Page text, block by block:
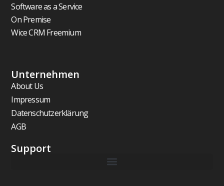
Software as a Service
On Premise
Wice CRM Freemium
Unternehmen
About Us
Impressum
Datenschutzerklärung
AGB
Support